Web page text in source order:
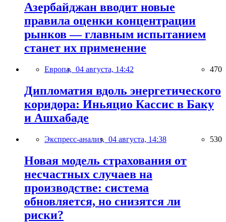
Азербайджан вводит новые
правила оценки концентрации
рынков — главным испытанием
станет их применение
Европа, 04 августа, 14:42 470
Дипломатия вдоль энергетического
коридора: Иньяцио Кассис в Баку
и Ашхабаде
Экспресс-анализ, 04 августа, 14:38 530
Новая модель страхования от
несчастных случаев на
производстве: система
обновляется, но снизятся ли
риски?